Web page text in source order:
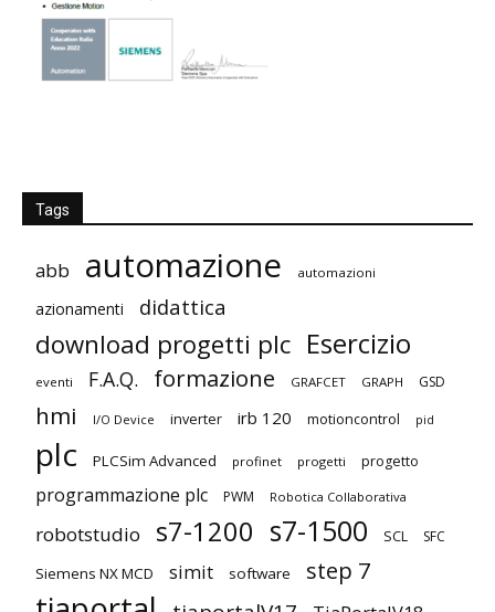
Tags
abb automazione automazioni
azionamenti didattica
download progetti plc Esercizio
eventi F.A.Q. formazione GRAFCET GRAPH GSD
hmi I/O Device inverter irb 120 motioncontrol pid
plc PLCSim Advanced profinet progetti progetto
programmazione plc PWM Robotica Collaborativa
robotstudio s7-1200 s7-1500 SCL SFC
Siemens NX MCD simit software step 7